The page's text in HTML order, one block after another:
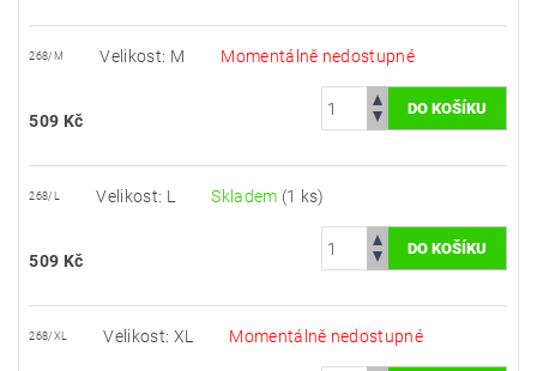
268/M Velikost: M Momentálně nedostupné
509 Kč
268/L Velikost: L Skladem (1 ks)
509 Kč
268/XL Velikost: XL Momentálně nedostupné